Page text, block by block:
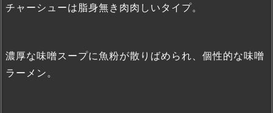
チャーシューは脂身無き肉肉しいタイプ。
濃厚な味噌スープに魚粉が散りばめられ、個性的な味噌
ラーメン。